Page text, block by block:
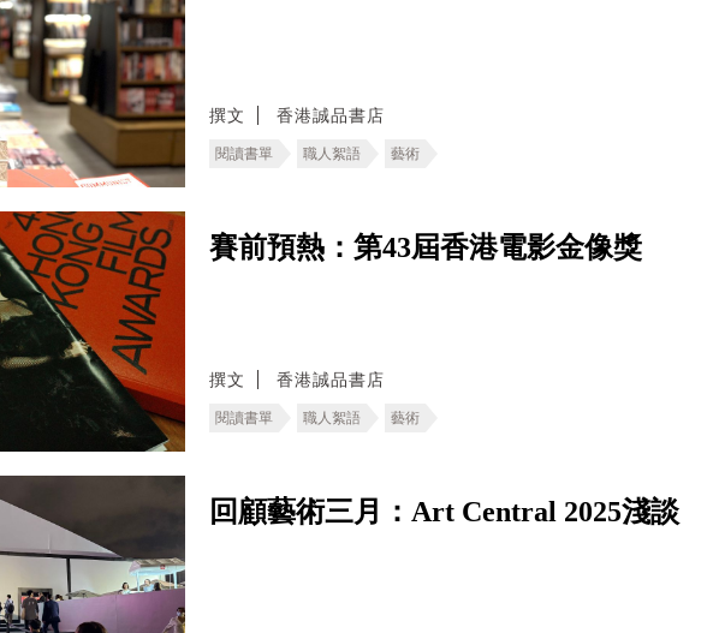
撰文 香港誠品書店
閱讀書單 職人絮語 藝術
賽前預熱：第43屆香港電影金像獎
撰文 香港誠品書店
閱讀書單 職人絮語 藝術
回顧藝術三月：Art Central 2025淺談